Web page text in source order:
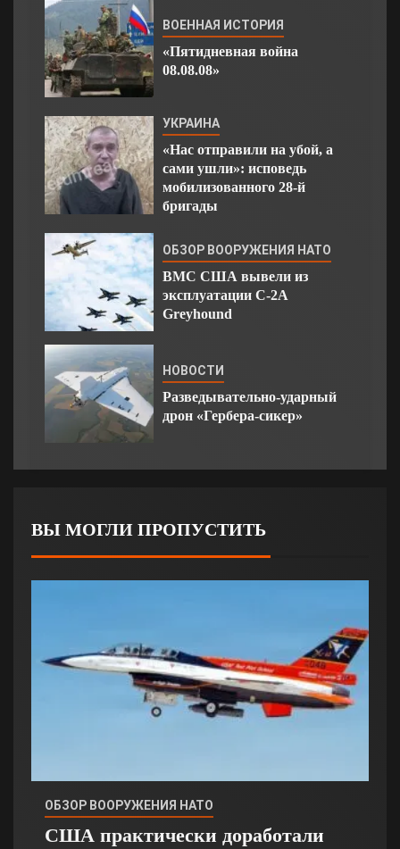
ВОЕННАЯ ИСТОРИЯ
«Пятидневная война
08.08.08»
УКРАИНА
«Нас отправили на убой, а
сами ушли»: исповедь
мобилизованного 28-й
бригады
ОБЗОР ВООРУЖЕНИЯ НАТО
ВМС США вывели из
эксплуатации C-2A
Greyhound
НОВОСТИ
Разведывательно-ударный
дрон «Гербера-сикер»
ВЫ МОГЛИ ПРОПУСТИТЬ
ОБЗОР ВООРУЖЕНИЯ НАТО
США практически доработали